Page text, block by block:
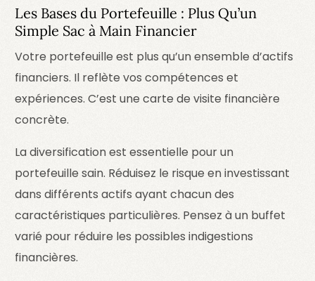
Les Bases du Portefeuille : Plus Qu’un
Simple Sac à Main Financier
Votre portefeuille est plus qu’un ensemble d’actifs
financiers. Il reflète vos compétences et
expériences. C’est une carte de visite financière
concrète.
La diversification est essentielle pour un
portefeuille sain. Réduisez le risque en investissant
dans différents actifs ayant chacun des
caractéristiques particulières. Pensez à un buffet
varié pour réduire les possibles indigestions
financières.